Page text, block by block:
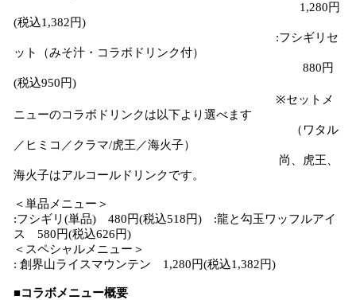
1,280円
(税込1,382円)
:フシギリセ
ット（みそ汁・コラボドリンク付）
880円
(税込950円)
※セットメ
ニューのコラボドリンクは以下より選べます
（ワタル
／ヒミコ／クラマ/虎王／海火子）
尚、虎王、
海火子はアルコールドリンクです。
＜単品メニュー＞
:フシギリ(単品) 480円(税込518円) :龍と勾玉ワッフルアイ
ス 580円(税込626円)
＜スペシャルメニュー＞
: 創界山ライスマウンテン 1,280円(税込1,382円)
■コラボメニュー概要